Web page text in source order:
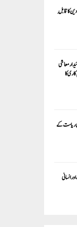
کا قابلِ
معاشی
کا
ریاست کے
انسانی